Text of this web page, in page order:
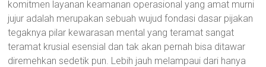
komitmen layanan keamanan operasional yang amat murni
jujur adalah merupakan sebuah wujud fondasi dasar pijakan
tegaknya pilar kewarasan mental yang teramat sangat
teramat krusial esensial dan tak akan pernah bisa ditawar
diremehkan sedetik pun. Lebih jauh melampaui dari hanya